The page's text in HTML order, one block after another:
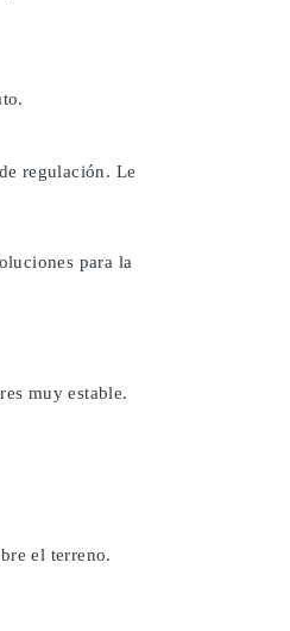
regulación. Le
para la
muy estable.
el terreno.